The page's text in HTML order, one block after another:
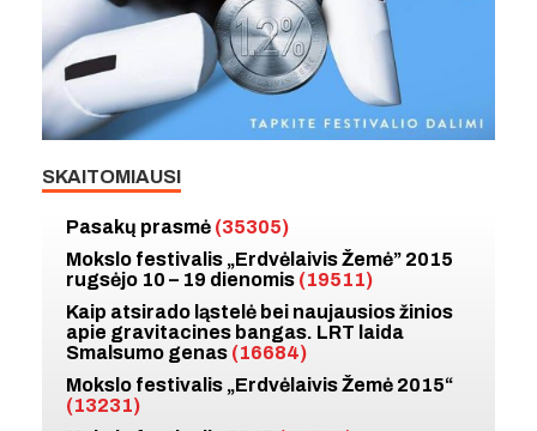
SKAITOMIAUSI
Pasakų prasmė (35305)
Mokslo festivalis „Erdvėlaivis Žemė” 2015
rugsėjo 10 – 19 dienomis (19511)
Kaip atsirado ląstelė bei naujausios žinios
apie gravitacines bangas. LRT laida
Smalsumo genas (16684)
Mokslo festivalis „Erdvėlaivis Žemė 2015“
(13231)